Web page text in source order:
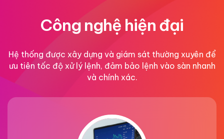
Công nghệ hiện đại
Hệ thống được xây dựng và giám sát thường xuyên để
ưu tiên tốc độ xử lý lệnh, đảm bảo lệnh vào sàn nhanh
và chính xác.